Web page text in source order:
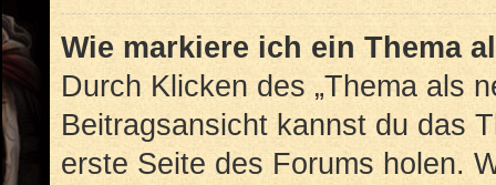
Wie markiere ich ein Thema
Durch Klicken des „Thema als
Beitragsansicht kannst du das
erste Seite des Forums holen.